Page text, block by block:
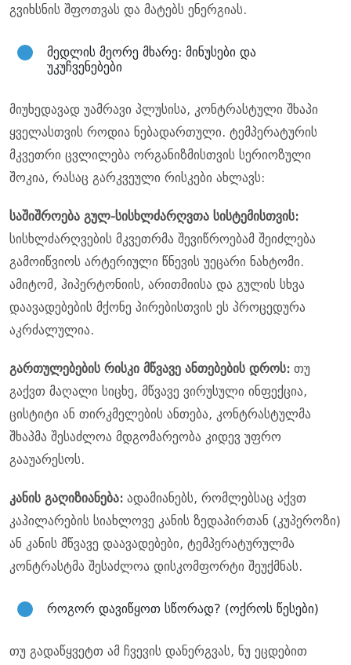
გვიხსნის შფოთვას და მატებს ენერგიას.
მედლის მეორე მხარე: მინუსები და
უკუჩვენებები
მიუხედავად უამრავი პლუსისა, კონტრასტული შხაპი
ყველასთვის როდია ნებადართული. ტემპერატურის
მკვეთრი ცვლილება ორგანიზმისთვის სერიოზული
შოკია, რასაც გარკვეული რისკები ახლავს:
საშიშროება გულ-სისხლძარღვთა სისტემისთვის:
სისხლძარღვების მკვეთრმა შევიწროებამ შეიძლება
გამოიწვიოს არტერიული წნევის უეცარი ნახტომი.
ამიტომ, ჰიპერტონიის, არითმიისა და გულის სხვა
დაავადებების მქონე პირებისთვის ეს პროცედურა
აკრძალულია.
გართულებების რისკი მწვავე ანთებების დროს: თუ
გაქვთ მაღალი სიცხე, მწვავე ვირუსული ინფექცია,
ცისტიტი ან თირკმელების ანთება, კონტრასტულმა
შხაპმა შესაძლოა მდგომარეობა კიდევ უფრო
გააუარესოს.
კანის გაღიზიანება: ადამიანებს, რომლებსაც აქვთ
კაპილარების სიახლოვე კანის ზედაპირთან (კუპეროზი)
ან კანის მწვავე დაავადებები, ტემპერატურულმა
კონტრასტმა შესაძლოა დისკომფორტი შეუქმნას.
როგორ დავიწყოთ სწორად? (ოქროს წესები)
თუ გადაწყვეტთ ამ ჩვევის დანერგვას, ნუ ეცდებით